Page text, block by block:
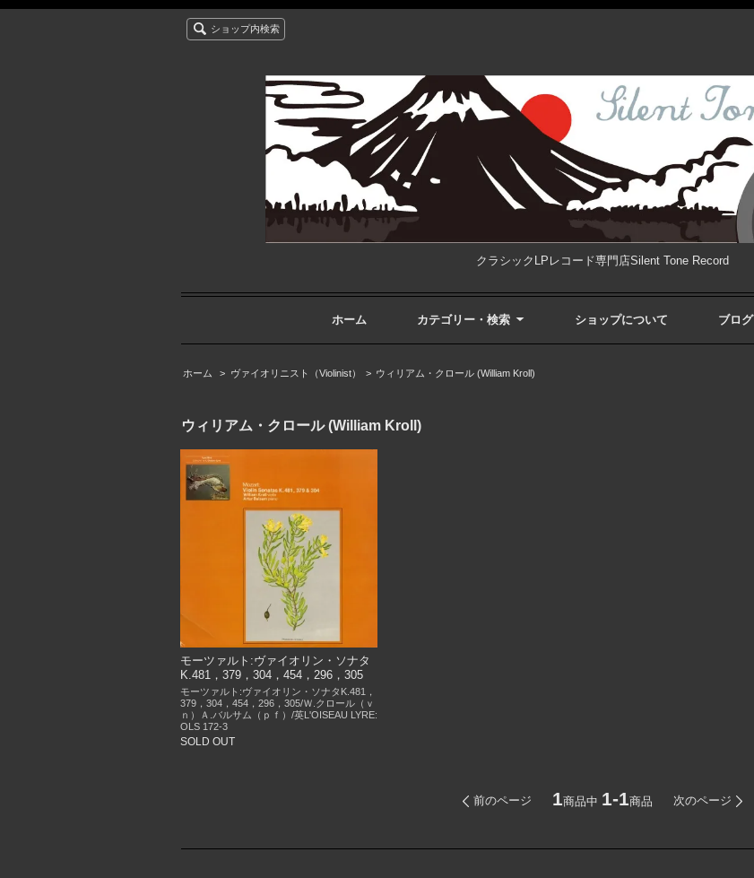
ショップ内検索
クラシックLPレコード専門店Silent Tone Record
ホーム カテゴリー・検索 ショップについて ブログ
ホーム > ヴァイオリニスト（Violinist） > ウィリアム・クロール (William Kroll)
ウィリアム・クロール (William Kroll)
モーツァルト:ヴァイオリン・ソナタ
K.481，379，304，454，296，305
モーツァルト:ヴァイオリン・ソナタK.481，
379，304，454，296，305/Ｗ.クロール（ｖ
ｎ）Ａ.バルサム（ｐｆ）/英L'OISEAU LYRE:
OLS 172-3
SOLD OUT
前のページ 1商品中 1-1商品 次のページ